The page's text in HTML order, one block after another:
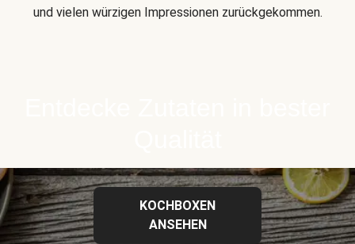
und vielen würzigen Impressionen zurückgekommen.
KOCHBOXEN
ANSEHEN